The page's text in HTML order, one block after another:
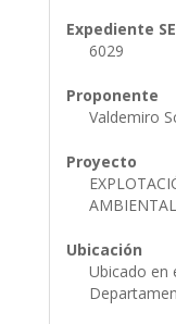
Expediente
6029
Proponente
Valdemiro
Proyecto
AMBIENTAL
Ubicación
Ubicado en